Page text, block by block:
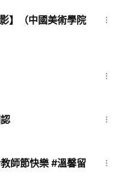
】（中國美術學院
相認
師節快樂 #溫馨留